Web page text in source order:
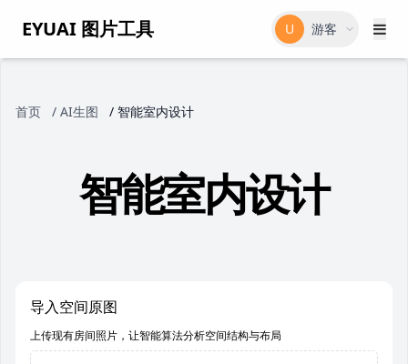
EYUAI 图片工具 U 游客
首页 / AI生图 / 智能室内设计
智能室内设计
导入空间原图
上传现有房间照片，让智能算法分析空间结构与布局